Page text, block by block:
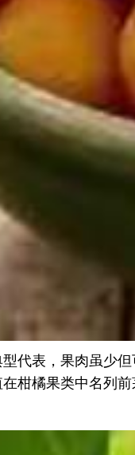
代表，果肉虽少
柑橘果类中名列